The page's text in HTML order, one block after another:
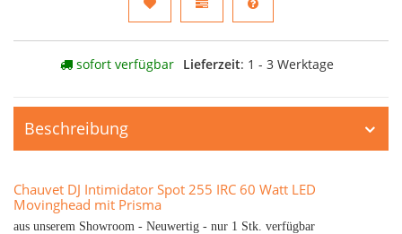
sofort verfügbar Lieferzeit: 1 - 3 Werktage
Beschreibung
Chauvet DJ Intimidator Spot 255 IRC 60 Watt LED
Movinghead mit Prisma
aus unserem Showroom - Neuwertig - nur 1 Stk. verfügbar